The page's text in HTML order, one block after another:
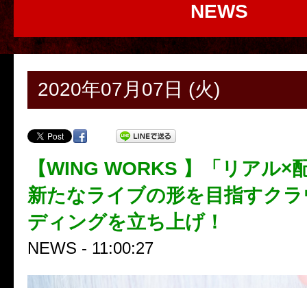
NEWS
2020年07月07日 (火)
【WING WORKS 】「リアル×
新たなライブの形を目指すク
ディングを立ち上げ！
NEWS - 11:00:27